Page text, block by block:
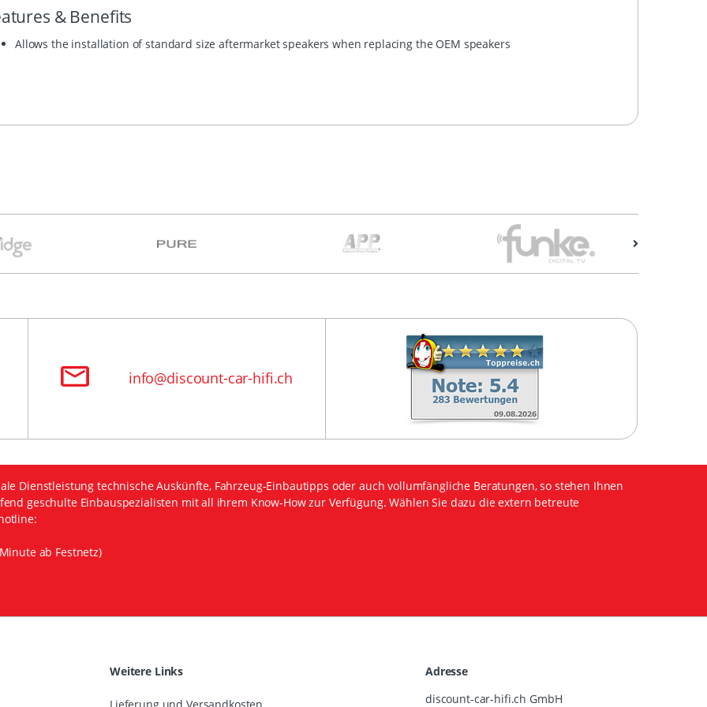
& Benefits
Allows the installation of standard size aftermarket speakers when replacing the OEM speakers
info@discount-car-hifi.ch
Dienstleistung technische Auskünfte, Fahrzeug-Einbautipps oder auch vollumfängliche Beratungen, so stehen Ihnen
geschulte Einbauspezialisten mit all ihrem Know-How zur Verfügung. Wählen Sie dazu die extern betreute
ab Festnetz)
Weitere Links
Lieferung und Versandkosten
Adresse
discount-car-hifi.ch GmbH